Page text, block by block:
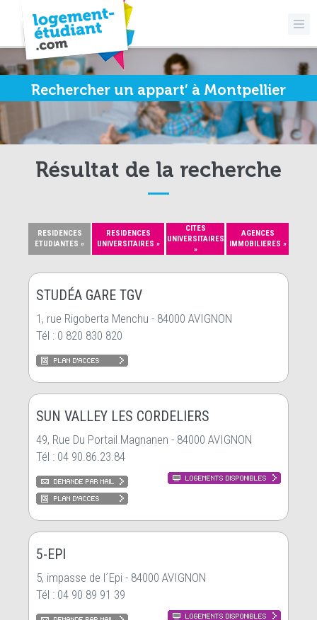
Rechercher un appart’ à Montpellier
Résultat de la recherche
RESIDENCES
ETUDIANTES »
RESIDENCES
UNIVERSITAIRES »
CITES
UNIVERSITAIRES
»
AGENCES
IMMOBILIERES »
STUDÉA GARE TGV
1, rue Rigoberta Menchu - 84000 AVIGNON
Tél : 0 820 830 820
SUN VALLEY LES CORDELIERS
49, Rue Du Portail Magnanen - 84000 AVIGNON
Tél : 04 90.86.23.84
5-EPI
5, impasse de l´Epi - 84000 AVIGNON
Tél : 04 90 89 91 39